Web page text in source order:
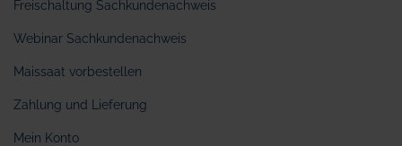
Freischaltung Sachkundenachweis
Webinar Sachkundenachweis
Maissaat vorbestellen
Zahlung und Lieferung
Mein Konto